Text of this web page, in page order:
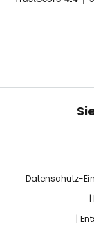
Datenschutz-